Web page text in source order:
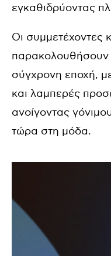
εγκαθιδρύοντας
Οι συμμετέχοντες
παρακολουθήσουν
σύγχρονη εποχή,
και λαμπερές
ανοίγοντας
τώρα στη μόδα.